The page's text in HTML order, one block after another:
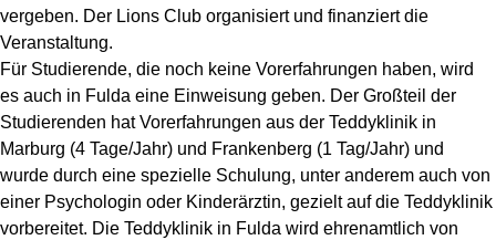
vergeben. Der Lions Club organisiert und finanziert die
Veranstaltung.
Für Studierende, die noch keine Vorerfahrungen haben, wird
es auch in Fulda eine Einweisung geben. Der Großteil der
Studierenden hat Vorerfahrungen aus der Teddyklinik in
Marburg (4 Tage/Jahr) und Frankenberg (1 Tag/Jahr) und
wurde durch eine spezielle Schulung, unter anderem auch von
einer Psychologin oder Kinderärztin, gezielt auf die Teddyklinik
vorbereitet. Die Teddyklinik in Fulda wird ehrenamtlich von